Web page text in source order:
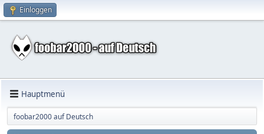
Einloggen
Hauptmenü
foobar2000 auf Deutsch